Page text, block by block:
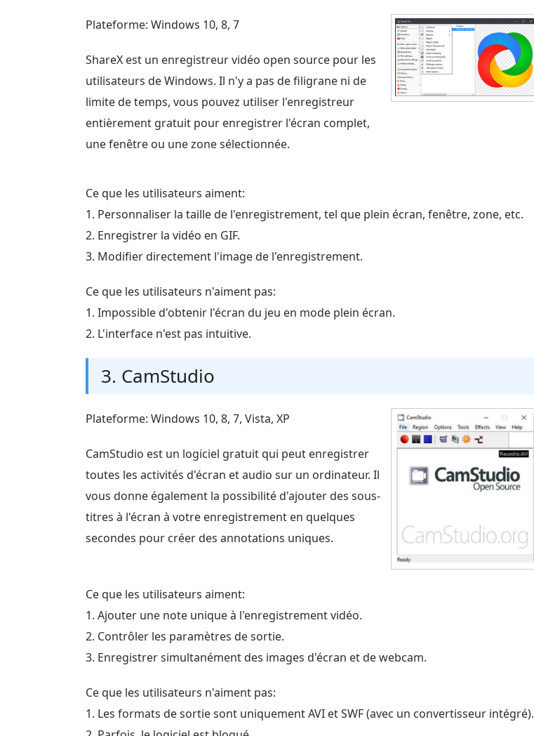
Plateforme: Windows 10, 8, 7
ShareX est un enregistreur vidéo open source pour les
utilisateurs de Windows. Il n'y a pas de filigrane ni de
limite de temps, vous pouvez utiliser l'enregistreur
entièrement gratuit pour enregistrer l'écran complet,
une fenêtre ou une zone sélectionnée.
Ce que les utilisateurs aiment:
1. Personnaliser la taille de l'enregistrement, tel que plein écran, fenêtre, zone, etc.
2. Enregistrer la vidéo en GIF.
3. Modifier directement l'image de l'enregistrement.
Ce que les utilisateurs n'aiment pas:
1. Impossible d'obtenir l'écran du jeu en mode plein écran.
2. L'interface n'est pas intuitive.
3. CamStudio
Plateforme: Windows 10, 8, 7, Vista, XP
CamStudio est un logiciel gratuit qui peut enregistrer
toutes les activités d'écran et audio sur un ordinateur. Il
vous donne également la possibilité d'ajouter des sous-
titres à l'écran à votre enregistrement en quelques
secondes pour créer des annotations uniques.
Ce que les utilisateurs aiment:
1. Ajouter une note unique à l'enregistrement vidéo.
2. Contrôler les paramètres de sortie.
3. Enregistrer simultanément des images d'écran et de webcam.
Ce que les utilisateurs n'aiment pas:
1. Les formats de sortie sont uniquement AVI et SWF (avec un convertisseur intégré).